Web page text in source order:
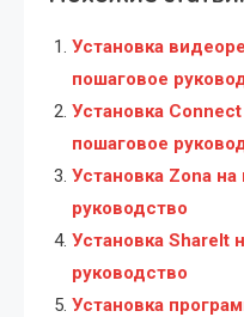
Установка
пошаговое
Установка
пошаговое
Установка Zona
руководство
Установка ShareIt
руководство
Установка